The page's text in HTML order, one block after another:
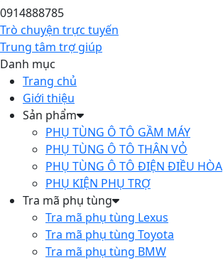
0914888785
Trò chuyện trực tuyến
Trung tâm trợ giúp
Danh mục
Trang chủ
Giới thiệu
Sản phẩm
PHỤ TÙNG Ô TÔ GẦM MÁY
PHỤ TÙNG Ô TÔ THÂN VỎ
PHỤ TÙNG Ô TÔ ĐIỆN ĐIỀU HÒA
PHỤ KIỆN PHỤ TRỢ
Tra mã phụ tùng
Tra mã phụ tùng Lexus
Tra mã phụ tùng Toyota
Tra mã phụ tùng BMW